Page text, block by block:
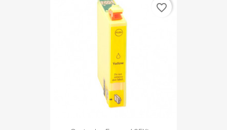
favorite_border